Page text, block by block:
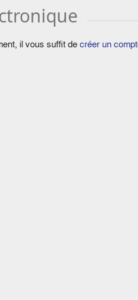
il vous suffit decréer un